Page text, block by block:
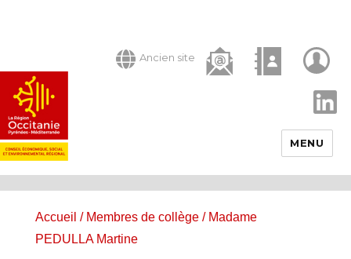
Ancien site
MENU
Accueil / Membres de collège/ Madame
PEDULLA Martine